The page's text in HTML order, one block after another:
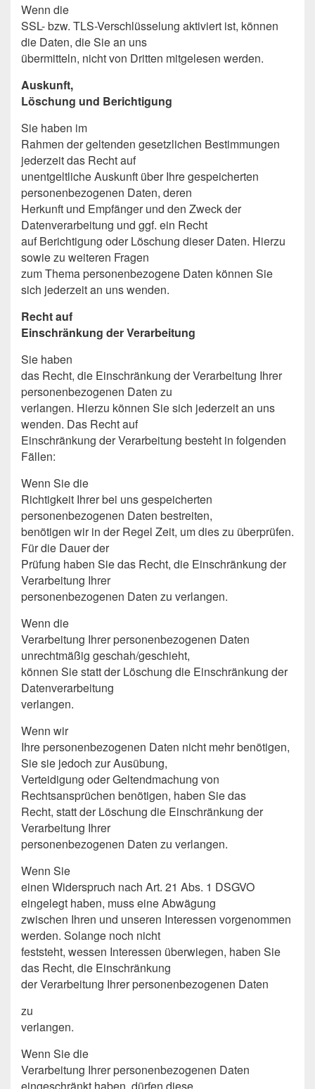
Wenn die
SSL- bzw. TLS-Verschlüsselung aktiviert ist, können
die Daten, die Sie an uns
übermitteln, nicht von Dritten mitgelesen werden.
Auskunft,
Löschung und Berichtigung
Sie haben im
Rahmen der geltenden gesetzlichen Bestimmungen
jederzeit das Recht auf
unentgeltliche Auskunft über Ihre gespeicherten
personenbezogenen Daten, deren
Herkunft und Empfänger und den Zweck der
Datenverarbeitung und ggf. ein Recht
auf Berichtigung oder Löschung dieser Daten. Hierzu
sowie zu weiteren Fragen
zum Thema personenbezogene Daten können Sie
sich jederzeit an uns wenden.
Recht auf
Einschränkung der Verarbeitung
Sie haben
das Recht, die Einschränkung der Verarbeitung Ihrer
personenbezogenen Daten zu
verlangen. Hierzu können Sie sich jederzeit an uns
wenden. Das Recht auf
Einschränkung der Verarbeitung besteht in folgenden
Fällen:
Wenn Sie die
Richtigkeit Ihrer bei uns gespeicherten
personenbezogenen Daten bestreiten,
benötigen wir in der Regel Zeit, um dies zu überprüfen.
Für die Dauer der
Prüfung haben Sie das Recht, die Einschränkung der
Verarbeitung Ihrer
personenbezogenen Daten zu verlangen.
Wenn die
Verarbeitung Ihrer personenbezogenen Daten
unrechtmäßig geschah/geschieht,
können Sie statt der Löschung die Einschränkung der
Datenverarbeitung
verlangen.
Wenn wir
Ihre personenbezogenen Daten nicht mehr benötigen,
Sie sie jedoch zur Ausübung,
Verteidigung oder Geltendmachung von
Rechtsansprüchen benötigen, haben Sie das
Recht, statt der Löschung die Einschränkung der
Verarbeitung Ihrer
personenbezogenen Daten zu verlangen.
Wenn Sie
einen Widerspruch nach Art. 21 Abs. 1 DSGVO
eingelegt haben, muss eine Abwägung
zwischen Ihren und unseren Interessen vorgenommen
werden. Solange noch nicht
feststeht, wessen Interessen überwiegen, haben Sie
das Recht, die Einschränkung
der Verarbeitung Ihrer personenbezogenen Daten
zu
verlangen.
Wenn Sie die
Verarbeitung Ihrer personenbezogenen Daten
eingeschränkt haben, dürfen diese